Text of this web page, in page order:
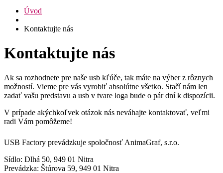
Úvod
Kontaktujte nás
Kontaktujte nás
Ak sa rozhodnete pre naše usb kľúče, tak máte na výber z rôznych
možností. Vieme pre vás vyrobiť absolútne všetko. Stačí nám len
zadať vašu predstavu a usb v tvare loga bude o pár dní k dispozícii.
V prípade akýchkoľvek otázok nás neváhajte kontaktovať, veľmi
radi Vám pomôžeme!
USB Factory prevádzkuje spoločnosť AnimaGraf, s.r.o.
Sídlo: Dlhá 50, 949 01 Nitra
Prevádzka: Štúrova 59, 949 01 Nitra